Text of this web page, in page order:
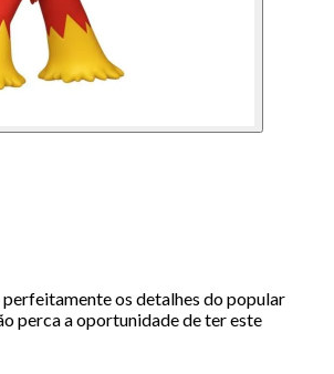
os detalhes do popular
perca a oportunidade de ter este